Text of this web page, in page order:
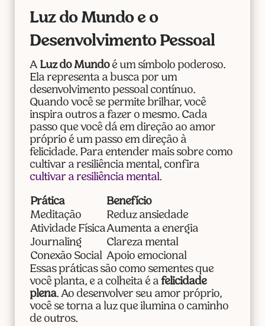
Luz do Mundo e o
Desenvolvimento Pessoal
A Luz do Mundoé um símbolo poderoso.
Ela representa a busca por um
desenvolvimento pessoal contínuo.
Quando você se permite brilhar, você
inspira outros a fazer o mesmo. Cada
passo que você dá em direção ao amor
próprio é um passo em direção à
felicidade. Para entender mais sobre como
cultivar a resiliência mental, confira
cultivar a resiliência mental.
Prática
Benefício
Meditação
Reduz ansiedade
Atividade FísicaAumenta a energia
Journaling
Clareza mental
Conexão Social Apoio emocional
Essas práticas são como sementes que
você planta, e a colheita é a felicidade
plena. Ao desenvolver seu amor próprio,
você se torna a luz que ilumina o caminho
de outros.